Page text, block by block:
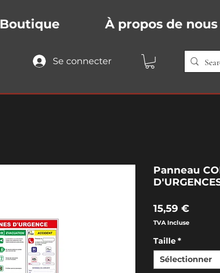
Boutique À propos de nous
Se connecter
Panneau
15,59 €Prix
TVA Incluse
Taille *
Sélectionner